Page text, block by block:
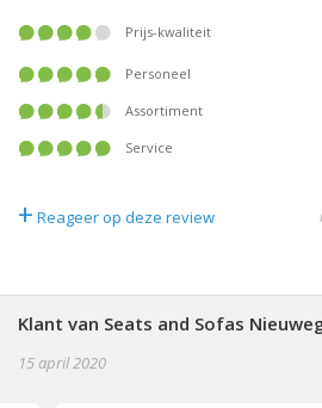
Prijs-kwaliteit
Personeel
Assortiment
Service
+ Reageer op deze review
Klant van Seats and Sofas
15 april 2020